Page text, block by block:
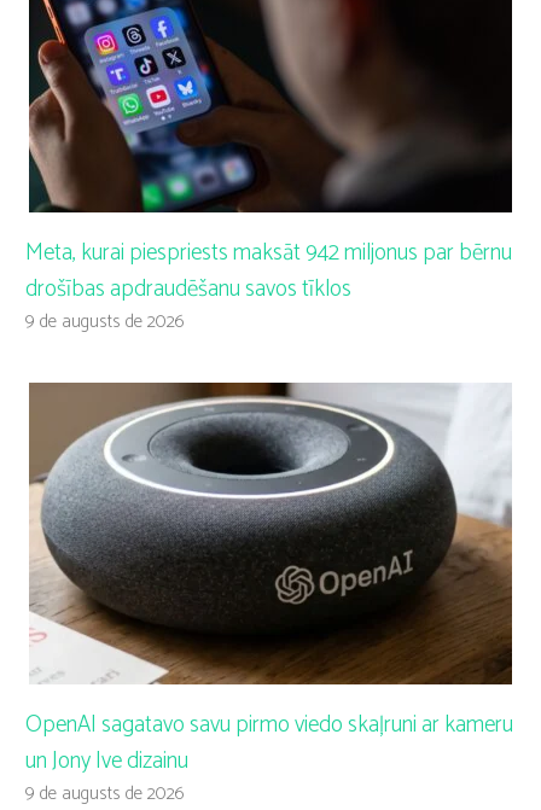
Meta, kurai piespriests maksāt 942 miljonus par bērnu
drošības apdraudēšanu savos tīklos
9 de augusts de 2026
OpenAI sagatavo savu pirmo viedo skaļruni ar kameru
un Jony Ive dizainu
9 de augusts de 2026